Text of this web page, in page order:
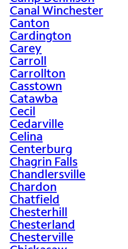
Canal Winchester
Canton
Cardington
Carey
Carroll
Carrollton
Casstown
Catawba
Cecil
Cedarville
Celina
Centerburg
Chagrin Falls
Chandlersville
Chardon
Chatfield
Chesterhill
Chesterland
Chesterville